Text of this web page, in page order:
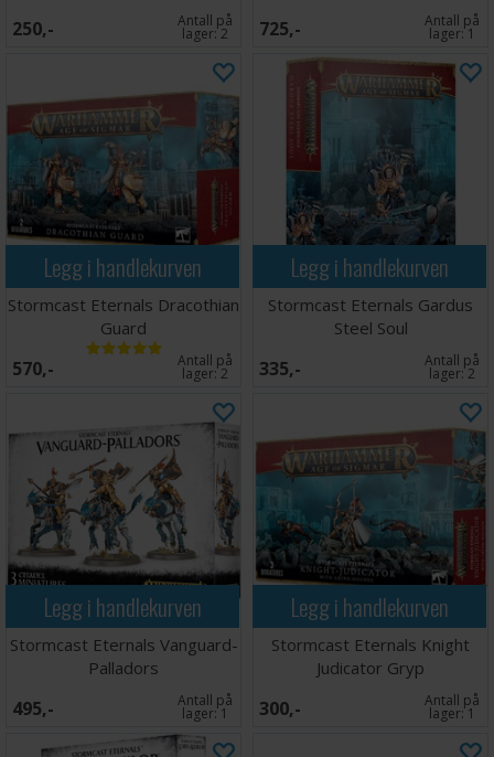
250,- Antall på
lager:2 725,- Antall på
lager:1
Legg i handlekurven
Stormcast Eternals Dracothian
Guard
570,- Antall på
lager:2
Legg i handlekurven
Stormcast Eternals Gardus
Steel Soul
335,- Antall på
lager:2
Legg i handlekurven
Stormcast Eternals Vanguard-
Palladors
495,- Antall på
lager:1
Legg i handlekurven
Stormcast Eternals Knight
Judicator Gryp
300,- Antall på
lager:1